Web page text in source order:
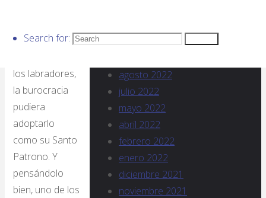
Search for:
fuera el
los labradores,
la burocracia
pudiera
adoptarlo
como su Santo
Patrono. Y
pensándolo
bien, uno de los
agosto 2022
julio 2022
mayo 2022
abril 2022
febrero 2022
enero 2022
diciembre 2021
noviembre 2021